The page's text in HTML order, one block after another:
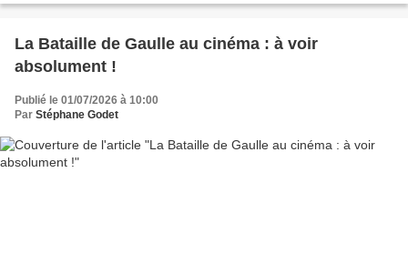
La Bataille de Gaulle au cinéma : à voir
absolument !
Publié le 01/07/2026 à 10:00
Par Stéphane Godet